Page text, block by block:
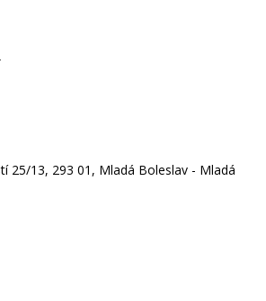
25/13, 293 01, Mladá Boleslav - Mladá